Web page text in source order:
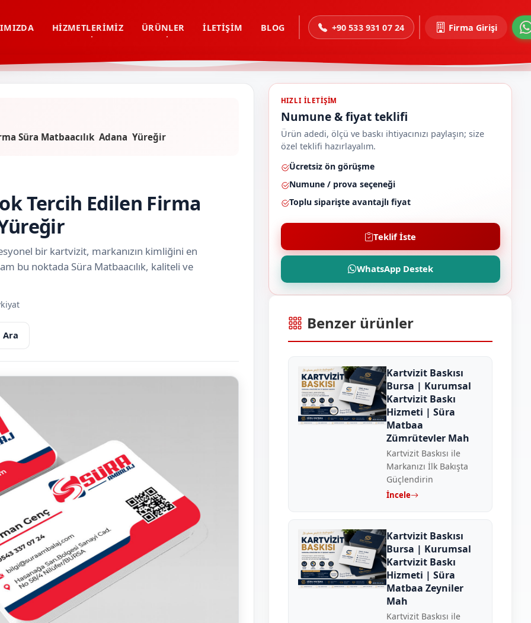
HIZMETLERIMIZ ÜRÜNLER İLETIŞIM BLOG +90 533 931 07 24 Firma Girişi
Süra Matbaacılık Adana Yüreğir
Tercih Edilen Firma
bir kartvizit, markanızın kimliğini en
bu noktada Süra Matbaacılık, kaliteli ve
Ara
HIZLI ILETIŞIM
Numune & fiyat teklifi
Ürün adedi, ölçü ve baskı ihtiyacınızı paylaşın; size
özel teklifi hazırlayalım.
Ücretsiz ön görüşme
Numune / prova seçeneği
Toplu siparişte avantajlı fiyat
Teklif İste
WhatsApp Destek
Benzer ürünler
Kartvizit Baskısı
Bursa | Kurumsal
Kartvizit Baskı
Hizmeti | Süra
Matbaa
Zümrütevler Mah
Kartvizit Baskısı ile
Markanızı İlk Bakışta
Güçlendirin
İncele
Kartvizit Baskısı
Bursa | Kurumsal
Kartvizit Baskı
Hizmeti | Süra
Matbaa Zeyniler
Mah
Kartvizit Baskısı ile